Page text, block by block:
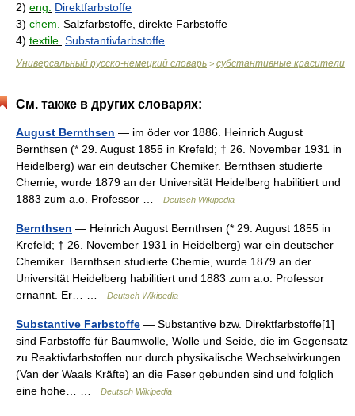
2) eng.
Direktfarbstoffe
3) chem. Salzfarbstoffe, direkte Farbstoffe
4) textile. Substantivfarbstoffe
Универсальный русско-немецкий словарь > субстантивные красители
См. также в других словарях:
August Bernthsen — im öder vor 1886. Heinrich August
Bernthsen (* 29. August 1855 in Krefeld; † 26. November 1931 in
Heidelberg) war ein deutscher Chemiker. Bernthsen studierte
Chemie, wurde 1879 an der Universität Heidelberg habilitiert und
1883 zum a.o. Professor …
Deutsch Wikipedia
Bernthsen — Heinrich August Bernthsen (* 29. August 1855 in
Krefeld; † 26. November 1931 in Heidelberg) war ein deutscher
Chemiker. Bernthsen studierte Chemie, wurde 1879 an der
Universität Heidelberg habilitiert und 1883 zum a.o. Professor
ernannt. Er… …
Deutsch Wikipedia
Substantive Farbstoffe — Substantive bzw. Direktfarbstoffe[1]
sind Farbstoffe für Baumwolle, Wolle und Seide, die im Gegensatz
zu Reaktivfarbstoffen nur durch physikalische Wechselwirkungen
(Van der Waals Kräfte) an die Faser gebunden sind und folglich
eine hohe… …
Deutsch Wikipedia